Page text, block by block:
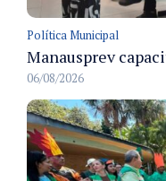
Política Municipal
06/08/2026